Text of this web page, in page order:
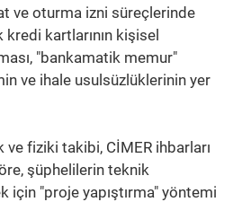
ve oturma izni süreçlerinde
kartlarının kişisel
"bankamatik memur"
ve ihale usulsüzlüklerinin yer
fiziki takibi, CİMER ihbarları
şüphelilerin teknik
için "proje yapıştırma" yöntemi